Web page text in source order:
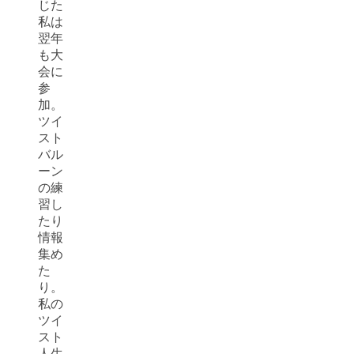
じた
私は
翌年
も大
会に
参
加。
ツイ
スト
バル
ーン
の練
習し
たり
情報
集め
た
り。
私の
ツイ
スト